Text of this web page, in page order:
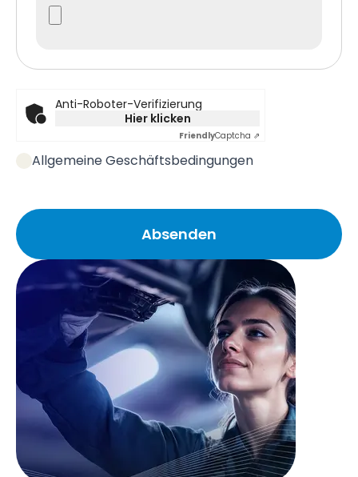
Anti-Roboter-Verifizierung
Hier klicken
FriendlyCaptcha ⇗
Allgemeine Geschäftsbedingungen